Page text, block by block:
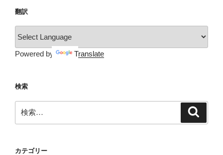
翻訳
Powered by Translate
検索
索:
カテゴリー